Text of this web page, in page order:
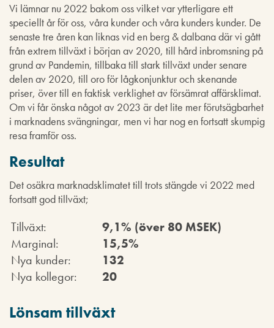
Vi lämnar nu 2022 bakom oss vilket var ytterligare ett
speciellt år för oss, våra kunder och våra kunders kunder. De
senaste tre åren kan liknas vid en berg & dalbana där vi gått
från extrem tillväxt i början av 2020, till hård inbromsning på
grund av Pandemin, tillbaka till stark tillväxt under senare
delen av 2020, till oro för lågkonjunktur och skenande
priser, över till en faktisk verklighet av försämrat affärsklimat.
Om vi får önska något av 2023 är det lite mer förutsägbarhet
i marknadens svängningar, men vi har nog en fortsatt skumpig
resa framför oss.
Resultat
Det osäkra marknadsklimatet till trots stängde vi 2022 med
fortsatt god tillväxt;
Tillväxt:
9,1% (över 80 MSEK)
Marginal:
15,5%
Nya kunder:
132
Nya kollegor:
20
Lönsam tillväxt